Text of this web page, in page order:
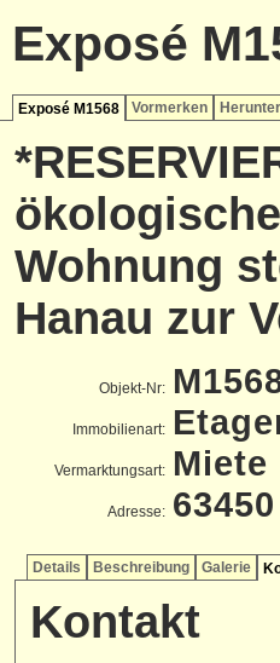
Exposé
Exposé M1568 Vormerken
Wohnung
Hanau zur
Objekt-Nr:
Immobilienart:
Vermarktungsart: Miete
Adresse:
Details Beschreibung Galerie
Kontakt